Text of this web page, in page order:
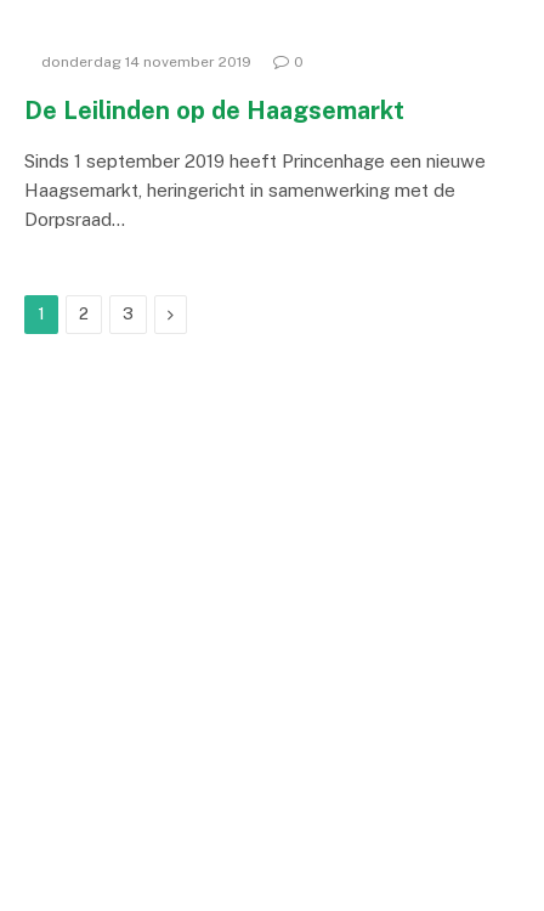
donderdag 14 november 2019 0
De Leilinden op de Haagsemarkt
Sinds 1 september 2019 heeft Princenhage een nieuwe
Haagsemarkt, heringericht in samenwerking met de
Dorpsraad…
1 2 3 Next